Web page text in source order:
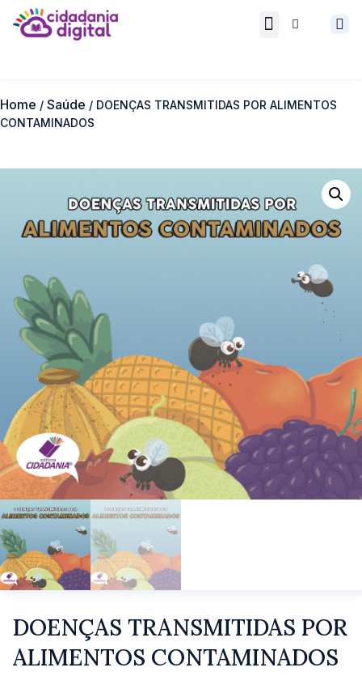
Home / Saúde / DOENÇAS TRANSMITIDAS POR ALIMENTOS
CONTAMINADOS
DOENÇAS TRANSMITIDAS POR
ALIMENTOS CONTAMINADOS